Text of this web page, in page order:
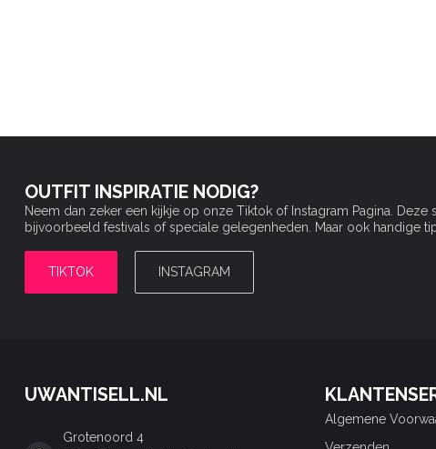
OUTFIT INSPIRATIE NODIG?
Neem dan zeker een kijkje op onze Tiktok of Instagram Pagina.
bijvoorbeeld festivals of speciale gelegenheden. Maar ook handige
TIKTOK INSTAGRAM
UWANTISELL.NL
Grotenoord 4
Algemene